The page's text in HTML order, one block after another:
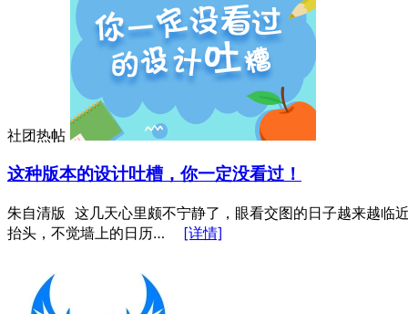
社团热帖
这种版本的设计吐槽，你一定没看过！
朱自清版 这几天心里颇不宁静了，眼看交图的日子越来越临
抬头，不觉墙上的日历… [详情]